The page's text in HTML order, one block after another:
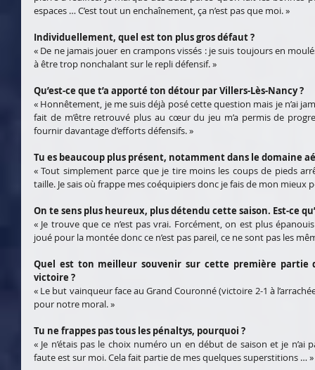
espaces … C’est tout un enchaînement, ça n’est pas que moi. »
Individuellement, quel est ton plus gros défaut ?
« De ne jamais jouer en crampons vissés : je suis toujours en
à être trop nonchalant sur le repli défensif. »
Qu’est-ce que t’a apporté ton détour par Villers-Lès-Nancy ?
« Honnêtement, je me suis déjà posé cette question mais je n’ai
fait de m’être retrouvé plus au cœur du jeu m’a permis de
fournir davantage d’efforts défensifs. »
Tu es beaucoup plus présent, notamment dans le domaine
« Tout simplement parce que je tire moins les coups de pieds
taille. Je sais où frappe mes coéquipiers donc je fais de mon mieux
On te sens plus heureux, plus détendu cette saison. Est-ce
« Je trouve que ce n’est pas vrai. Forcément, on est plus
joué pour la montée donc ce n’est pas pareil, ce ne sont pas les
Quel est ton meilleur souvenir sur cette première partie
victoire ?
« Le but vainqueur face au Grand Couronné (victoire 2-1 à
pour notre moral. »
Tu ne frappes pas tous les pénaltys, pourquoi ?
« Je n’étais pas le choix numéro un en début de saison et je
faute est sur moi. Cela fait partie de mes quelques superstitions … »